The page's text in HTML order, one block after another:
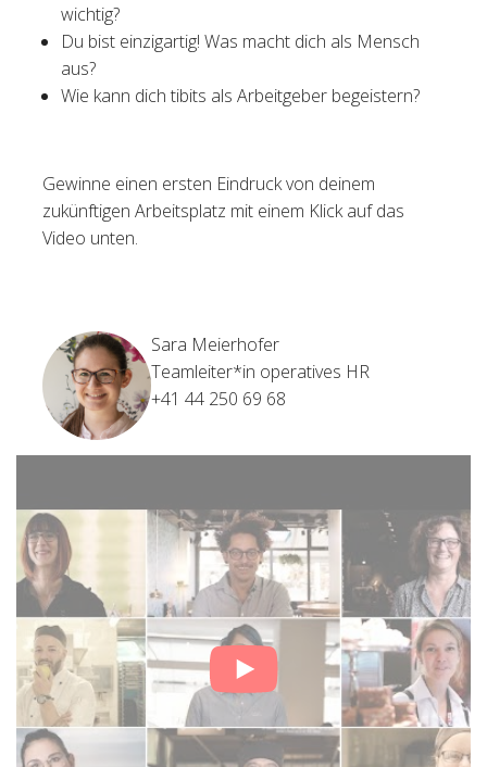
wichtig?
Du bist einzigartig! Was macht dich als Mensch
aus?
Wie kann dich tibits als Arbeitgeber begeistern?
Gewinne einen ersten Eindruck von deinem
zukünftigen Arbeitsplatz mit einem Klick auf das
Video unten.
Sara Meierhofer
Teamleiter*in operatives HR
+41 44 250 69 68